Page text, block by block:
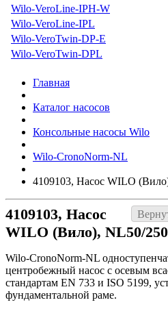
Wilo-VeroLine-IPH-W
Wilo-VeroLine-IPL
Wilo-VeroTwin-DP-E
Wilo-VeroTwin-DPL
Главная
Каталог насосов
Консольные насосы Wilo
Wilo-CronoNorm-NL
4109103, Насос WILO
4109103, Насос
WILO (Вило), NL50/
Wilo-CronoNorm-NL
центробежный насос с осевым
стандартам EN 733 и ISO 5199,
фундаментальной раме.